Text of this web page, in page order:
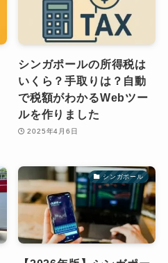
シンガポールの所得税は
いくら？手取りは？自動
で税額がわかるWebツー
ルを作りました
2025年4月6日
シンガポール